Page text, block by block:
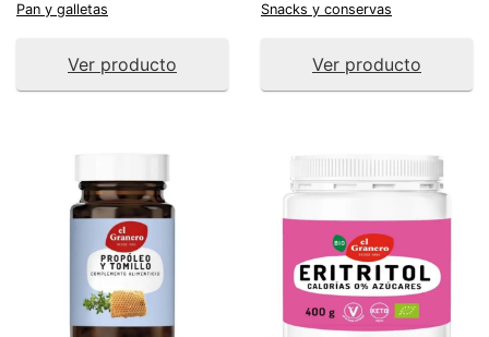
Pan y galletas
Ver producto
Snacks y conservas
Ver producto